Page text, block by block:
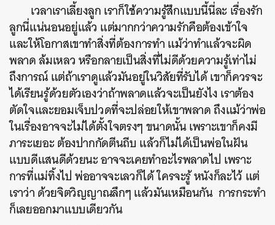
เวลาเราเลี้ยงลูก เราก็ใช้ความรู้สึกแบบนี้นี่ละ เรื่องรัก
ลูกนี่แน่นอนอยู่แล้ว แต่มากกว่าความรักคือต้องเข้าใจ
และให้โอกาสเขาทำสิ่งที่ต้องการทำ แม้ว่าทำแล้วจะผิด
พลาด ล้มเหลว หรือกลายเป็นสิ่งที่ไม่ดีด้วยความรู้เท่าไม่
ถึงการณ์ แต่ถ้าเราดูแล้วมันอยู่ในวิสัยที่รับได้ เขาก็ควรจะ
ได้เรียนรู้ด้วยตัวเองว่าถ้าพลาดแล้วจะเป็นยังไง เราต้อง
ตัดใจและยอมเจ็บปวดที่จะปล่อยให้เขาพลาด ถึงแม้ว่าพ่อ
ในเรื่องอาจจะไม่ได้ตั้งใจตรงๆ ขนาดนั้น เพราะเขาก็คงมี
ภาระเยอะ ต้องปากกัดตีนถีบ แล้วก็ไม่ได้เป็นพ่อในฝัน
แบบดีแสนดีด้วยนะ อาจจะเคยทำอะไรพลาดไป เพราะ
การที่แม่ทิ้งไป พ่ออาจจะเลวก็ได้ ใครจะรู้ หนังก็ละไว้ แต่
เราว่า ด้วยจิตวิญญาณลึกๆ แล้วมันเหมือนกัน การกระทำ
ก็เลยออกมาแบบเดียวกัน